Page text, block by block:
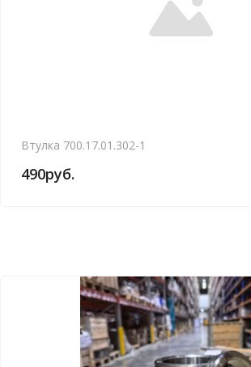
Втулка 700.17.01.302-1
490руб.